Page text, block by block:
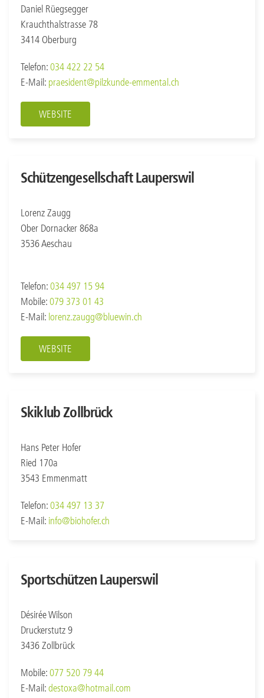
Daniel Rüegsegger
Krauchthalstrasse 78
3414 Oberburg
Telefon: 034 422 22 54
E-Mail: praesident@pilzkunde-emmental.ch
WEBSITE
Schützengesellschaft Lauperswil
Lorenz Zaugg
Ober Dornacker 868a
3536 Aeschau
Telefon: 034 497 15 94
Mobile: 079 373 01 43
E-Mail: lorenz.zaugg@bluewin.ch
WEBSITE
Skiklub Zollbrück
Hans Peter Hofer
Ried 170a
3543 Emmenmatt
Telefon: 034 497 13 37
E-Mail: info@biohofer.ch
Sportschützen Lauperswil
Désirée Wilson
Druckerstutz 9
3436 Zollbrück
Mobile: 077 520 79 44
E-Mail: destoxa@hotmail.com